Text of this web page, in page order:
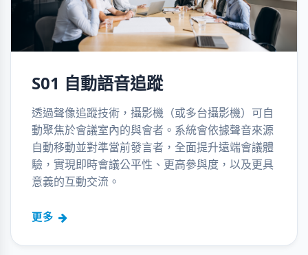
S01 自動語音追蹤
透過聲像追蹤技術，攝影機（或多台攝影機）可自
動聚焦於會議室內的與會者。系統會依據聲音來源
自動移動並對準當前發言者，全面提升遠端會議體
驗，實現即時會議公平性、更高參與度，以及更具
意義的互動交流。
更多